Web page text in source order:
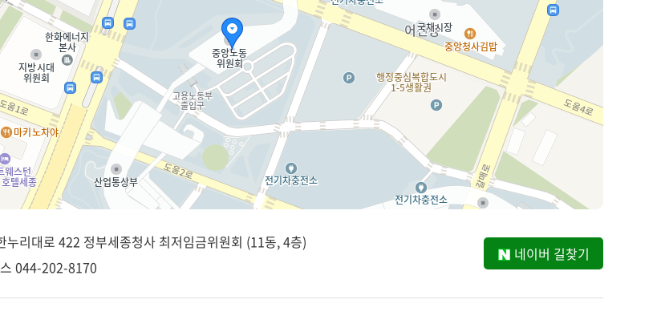
리대로 422 정부세종청사 최저임금위원회 (11동, 4층)
044-202-8170
네이버 길찾기